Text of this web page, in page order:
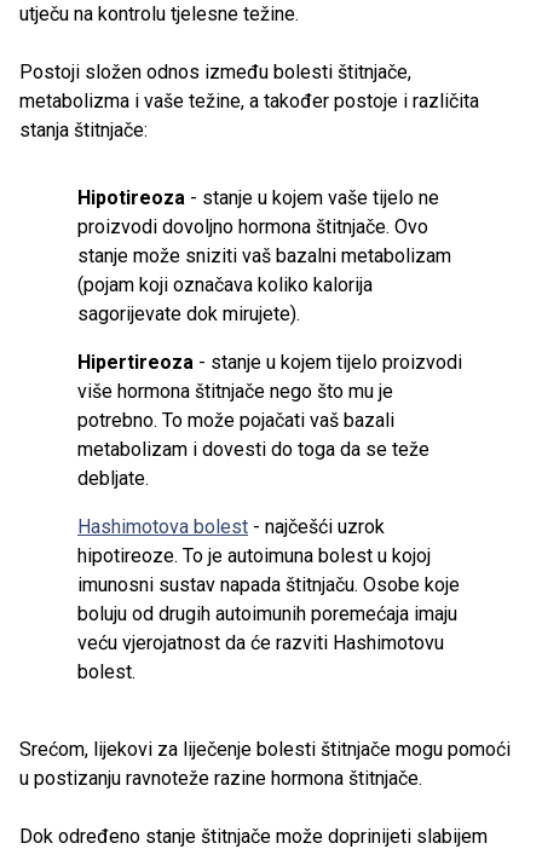
utječu na kontrolu tjelesne težine.
Postoji složen odnos između bolesti štitnjače,
metabolizma i vaše težine, a također postoje i različita
stanja štitnjače:
Hipotireoza - stanje u kojem vaše tijelo ne
proizvodi dovoljno hormona štitnjače. Ovo
stanje može sniziti vaš bazalni metabolizam
(pojam koji označava koliko kalorija
sagorijevate dok mirujete).
Hipertireoza - stanje u kojem tijelo proizvodi
više hormona štitnjače nego što mu je
potrebno. To može pojačati vaš bazali
metabolizam i dovesti do toga da se teže
debljate.
Hashimotova bolest - najčešći uzrok
hipotireoze. To je autoimuna bolest u kojoj
imunosni sustav napada štitnjaču. Osobe koje
boluju od drugih autoimunih poremećaja imaju
veću vjerojatnost da će razviti Hashimotovu
bolest.
Srećom, lijekovi za liječenje bolesti štitnjače mogu pomoći
u postizanju ravnoteže razine hormona štitnjače.
Dok određeno stanje štitnjače može doprinijeti slabijem